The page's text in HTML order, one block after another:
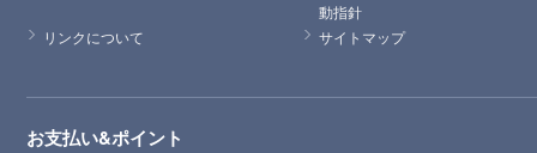
動指針
リンクについて
サイトマップ
お支払い&ポイント